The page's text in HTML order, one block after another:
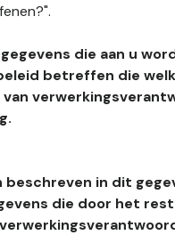
die aan u
betreffen die
in dit
die door het